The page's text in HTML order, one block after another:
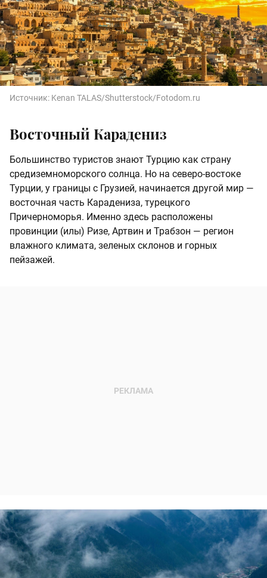
Источник: Kenan TALAS/Shutterstock/Fotodom.ru
Восточный Карадениз
Большинство туристов знают Турцию как страну
средиземноморского солнца. Но на северо-востоке
Турции, у границы с Грузией, начинается другой мир —
восточная часть Карадениза, турецкого
Причерноморья. Именно здесь расположены
провинции (илы) Ризе, Артвин и Трабзон — регион
влажного климата, зеленых склонов и горных
пейзажей.